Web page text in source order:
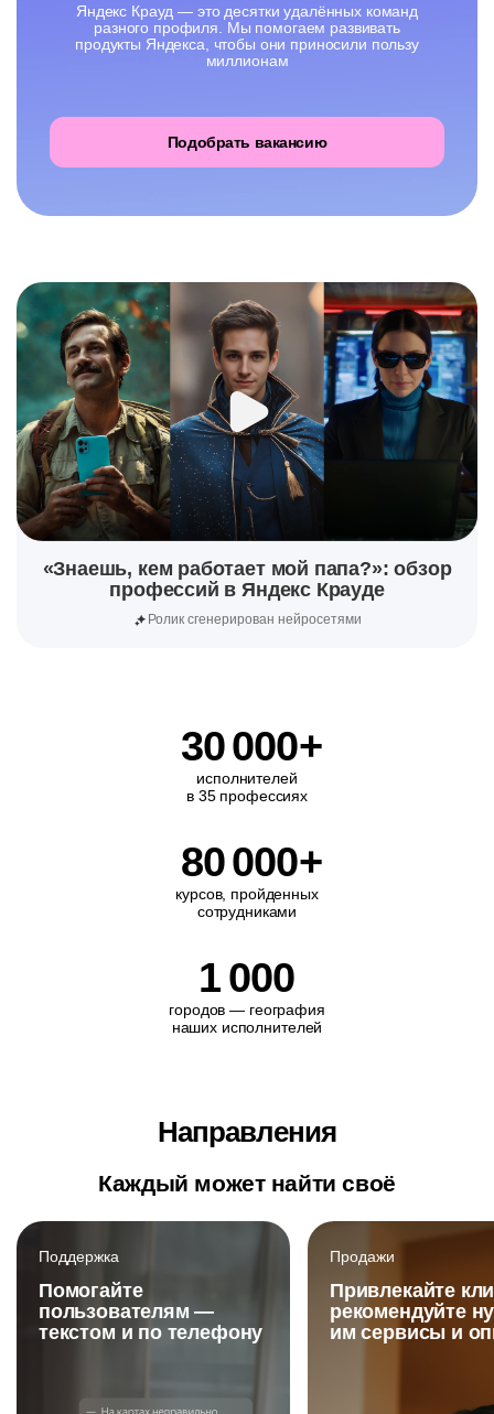
Яндекс Крауд — это десятки удалённых команд
разного профиля. Мы помогаем развивать
продукты Яндекса, чтобы они приносили пользу
миллионам
Подобрать вакансию
«Знаешь, кем работает мой папа?»: обзор
профессий в Яндекс Крауде
Ролик сгенерирован нейросетями
30000+
исполнителей
в 35 профессиях
80000+
курсов, пройденных
сотрудниками
1000
городов — география
наших исполнителей
Направления
Каждый может найти своё
Поддержка
Помогайте
пользователям —
текстом и по телефону
Продажи
Привлекайте
рекомендуйте
им сервисы и